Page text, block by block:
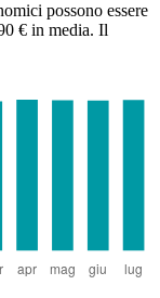
possono essere
€ in media. Il